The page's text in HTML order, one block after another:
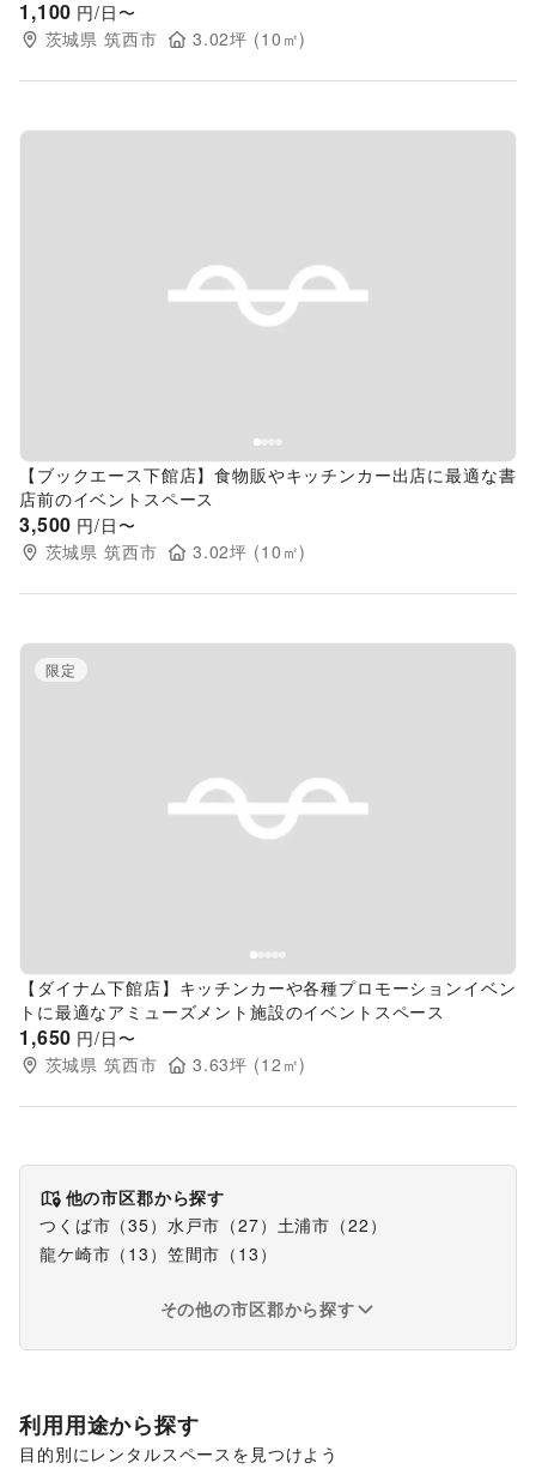
1,100 円/日〜
茨城県 筑西市 3.02坪 (10 ㎡)
Previous slide
【ブックエース下館店】食物販やキッチンカー出店に最適な書
店前のイベントスペース
3,500 円/日〜
茨城県 筑西市 3.02坪 (10 ㎡)
Previous slide
限定
【ダイナム下館店】キッチンカーや各種プロモーションイベン
トに最適なアミューズメント施設のイベントスペース
1,650 円/日〜
茨城県 筑西市 3.63坪 (12 ㎡)
他の市区郡から探す
つくば市 （35） 水戸市 （27） 土浦市 （22 ）
龍ケ崎市 （ 13 ） 笠間市 （ 13 ）
その他の市区郡から探す
利用用途から探す
目的別にレンタルスペースを見つけよう